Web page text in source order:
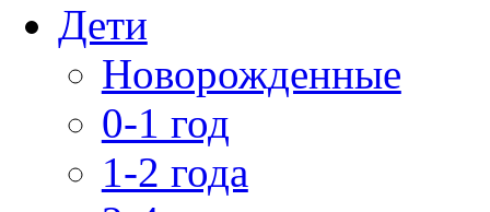
Дети
Новорожденные
0-1 год
1-2 года